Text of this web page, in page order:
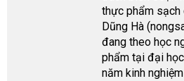
thực phẩm
Dũng Hà
đang theo học
phẩm tại đại
năm kinh